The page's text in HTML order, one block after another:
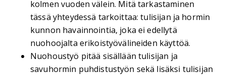
kolmen vuoden välein. Mitä tarkastaminen
tässä yhteydessä tarkoittaa: tulisijan ja hormin
kunnon havainnointia, joka ei edellytä
nuohoojalta erikoistyövälineiden käyttöä.
Nuohoustyö pitää sisällään tulisijan ja
savuhormin puhdistustyön sekä lisäksi tulisijan